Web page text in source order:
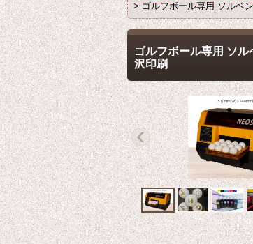
> ゴルフボール専用 ソルベ
ゴルフボール専用 ソ
沢印刷